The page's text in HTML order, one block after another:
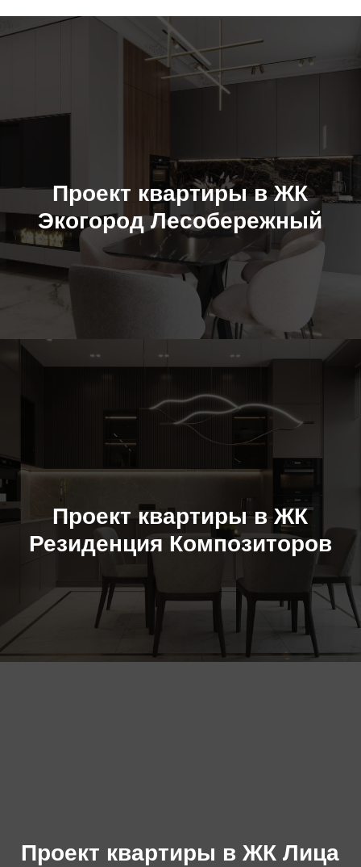
Проект квартиры в ЖК
Экогород Лесобережный
Проект квартиры в ЖК
Резиденция Композиторов
Проект квартиры в ЖК Лица